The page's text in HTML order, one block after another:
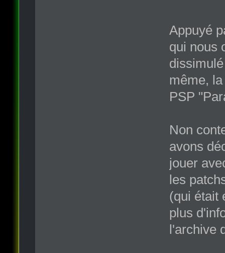
Appuyé
qui nous
même,
PSP
Non
avons
jouer
les
(qui était
plus
l'archive